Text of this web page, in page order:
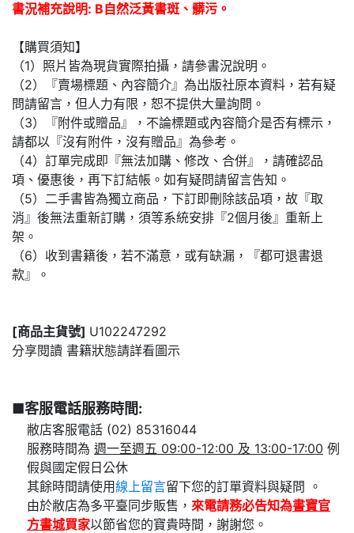
書況補充說明: B自然泛黃書斑、髒污。
【購買須知】
（1）照片皆為現貨實際拍攝，請參書況說明。
（2）『賣場標題、內容簡介』為出版社原本資料，若有疑
問請留言，但人力有限，恕不提供大量詢問。
（3）『附件或贈品』，不論標題或內容簡介是否有標示，
請都以『沒有附件，沒有贈品』為參考。
（4）訂單完成即『無法加購、修改、合併』，請確認品
項、優惠後，再下訂結帳。如有疑問請留言告知。
（5）二手書皆為獨立商品，下訂即刪除該品項，故『取
消』後無法重新訂購，須等系統安排『2個月後』重新上
架。
（6）收到書籍後，若不滿意，或有缺漏，『都可退書退
款』。
[商品主貨號] U102247292
分享閱讀 書籍狀態請詳看圖示
■客服電話服務時間:
敝店客服電話 (02) 85316044
服務時間為 週一至週五 09:00-12:00 及 13:00-17:00 例
假與國定假日公休
其餘時間請使用線上留言
留下您的訂單資料與疑問 。
由於敝店為多平臺同步販售， 來電請務必告知為書寶官
方書城買家以節省您的寶貴時間，謝謝您。